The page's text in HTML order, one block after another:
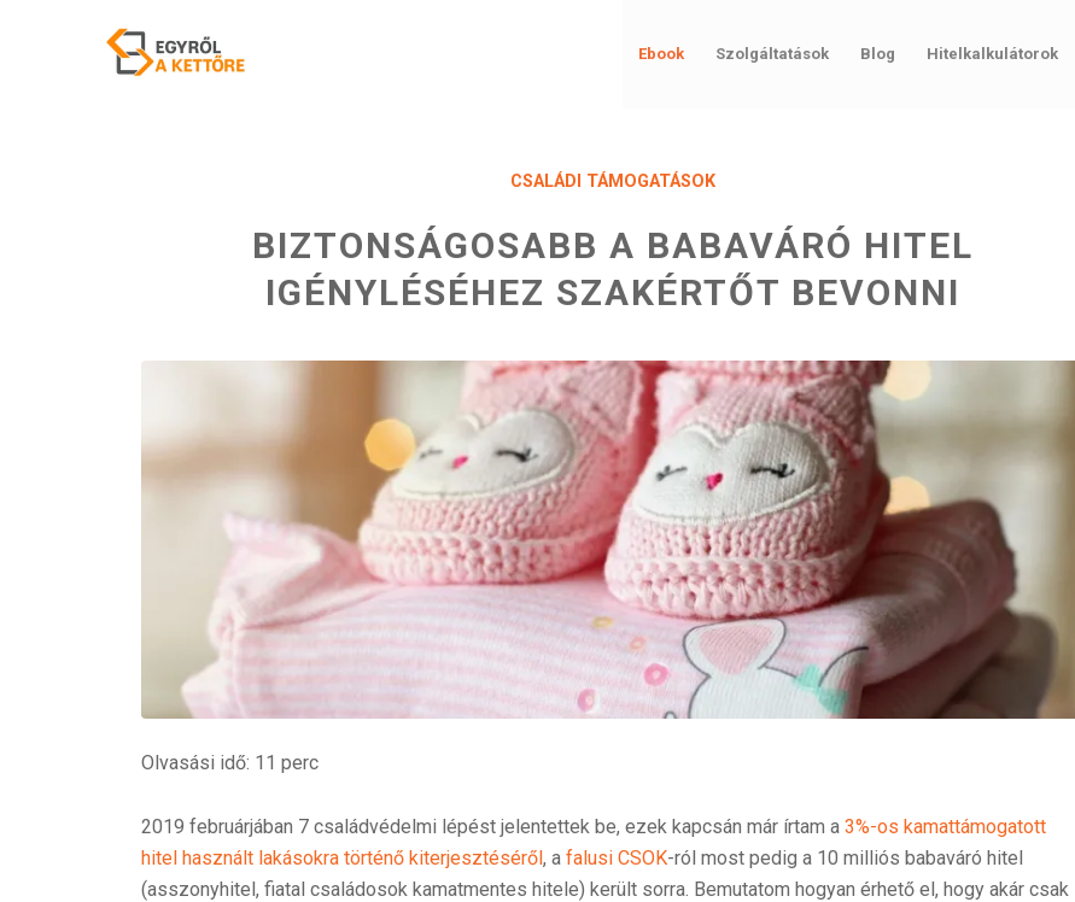
Ebook Szolgáltatások Blog Hitelkalkulátorok
CSALÁDI TÁMOGATÁSOK
BIZTONSÁGOSABB A BABAVÁRÓ HITEL
IGÉNYLÉSÉHEZ SZAKÉRTŐT BEVONNI
Olvasási idő: 11 perc
2019 februárjában 7 családvédelmi lépést jelentettek be, ezek kapcsán már írtam a3%-os kamattámogatott
hitel használt lakásokra történő kiterjesztéséről, afalusi CSOK-ról most pedig a 10 milliós babaváró hitel
(asszonyhitel, fiatal családosok kamatmentes hitele) került sorra. Bemutatom hogyan érhető el, hogy akár csak